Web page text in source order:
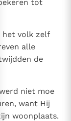
tot
het volk zelf
alle
de
niet moe
want Hij
woonplaats.